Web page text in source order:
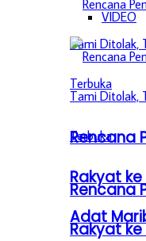
Rencana
Rakyat
Adat
VIDEO
Rencana
Rakyat